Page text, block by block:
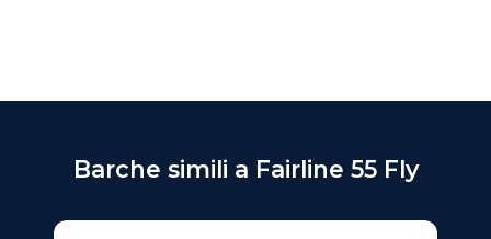
Barche simili a Fairline 55 Fly